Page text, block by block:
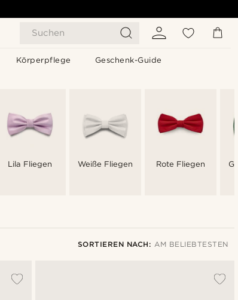
Suchen
Körperpflege Geschenk-Guide
Lila Fliegen Weiße Fliegen Rote Fliegen
SORTIEREN NACH: AM BELIEBTESTEN